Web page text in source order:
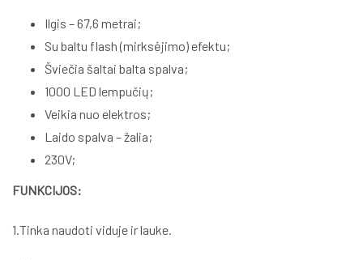
Ilgis – 67,6 metrai;
Su baltu flash (mirksėjimo) efektu;
Šviečia šaltai balta spalva;
1000 LED lempučių;
Veikia nuo elektros;
Laido spalva – žalia;
230V;
FUNKCIJOS:
1.Tinka naudoti viduje ir lauke.